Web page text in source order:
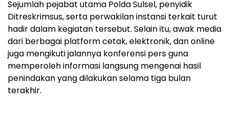
Sejumlah pejabat utama Polda Sulsel, penyidik
Ditreskrimsus, serta perwakilan instansi terkait turut
hadir dalam kegiatan tersebut. Selain itu, awak media
dari berbagai platform cetak, elektronik, dan online
juga mengikuti jalannya konferensi pers guna
memperoleh informasi langsung mengenai hasil
penindakan yang dilakukan selama tiga bulan
terakhir.